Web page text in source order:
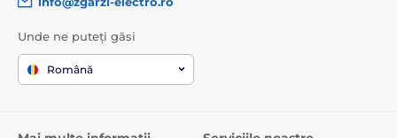
Unde ne puteți găsi
Română